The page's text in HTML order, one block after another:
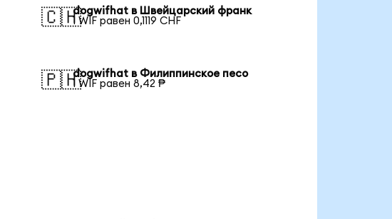
🇨🇭dogwifhat в Швейцарский франк
1 WIF равен 0,1119 CHF
🇵🇭dogwifhat в Филиппинское песо
1 WIF равен 8,42 ₱